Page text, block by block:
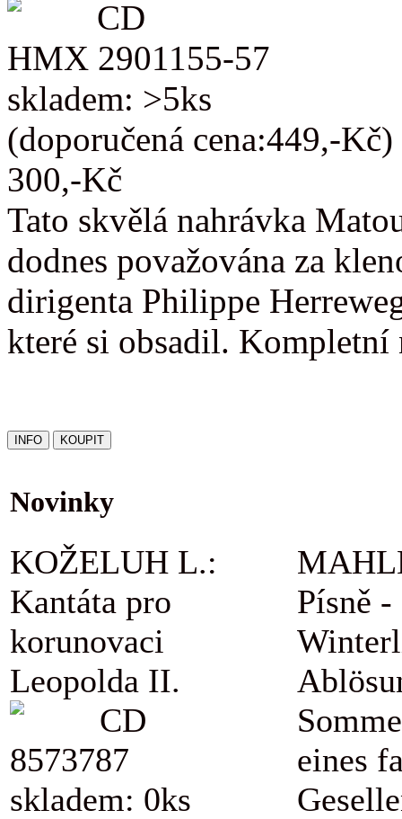
CD
HMX 2901155-57
skladem: >5ks
(doporučená cena:449,-Kč)
300,-Kč
Tato skvělá nahrávka
dodnes považována za
dirigenta Philippe
které si obsadil. Kompletní
Novinky
KOŽELUH L.:
Kantáta pro
korunovaci
Leopolda II.
CD
8573787
skladem: 0ks
Písně
eines